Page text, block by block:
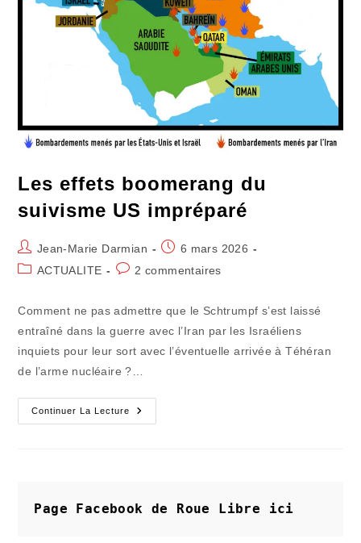
Les effets boomerang du
suivisme US impréparé
Auteur/autrice
de
Jean-Marie Darmian
Publication
publiée :
6 mars 2026
PostACTUALITE
Commentaires
publication :
2 commentaires
Comment ne pas admettre que le Schtrumpf s’est laissé
entraîné dans la guerre avec l’Iran par les Israéliens
inquiets pour leur sort avec l’éventuelle arrivée à Téhéran
de l’arme nucléaire ?…
Continuer La Lecture
Les
Effets
Page Facebook de Roue Libre ici